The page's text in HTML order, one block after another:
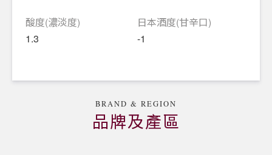
酸度(濃淡度)
1.3
日本酒度(甘辛口)
-1
BRAND & REGION
品牌及產區